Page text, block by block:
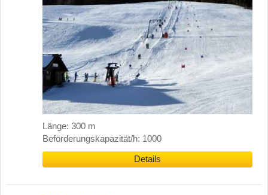
Länge: 300 m
Beförderungskapazität/h: 1000
Details